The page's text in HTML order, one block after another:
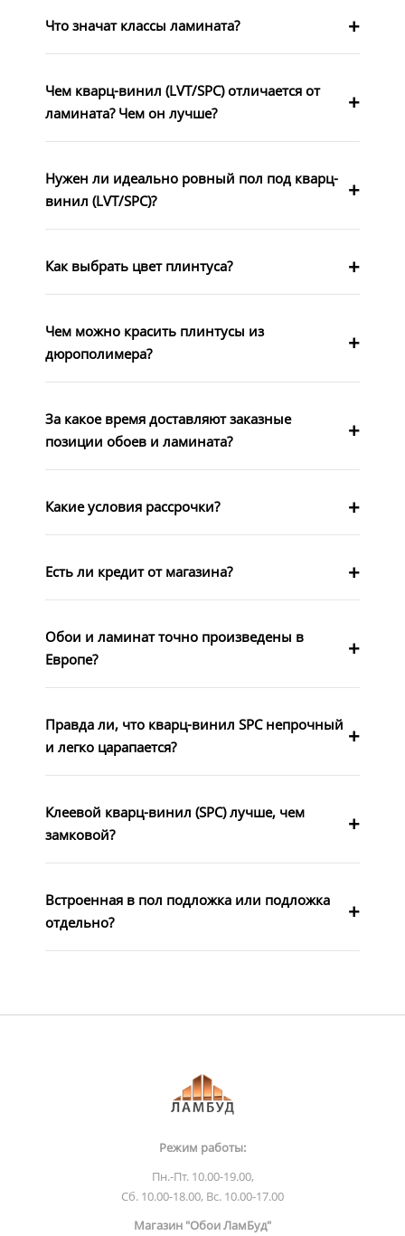
Что значат классы ламината?
Чем кварц-винил (LVT/SPC) отличается от
ламината? Чем он лучше?
Нужен ли идеально ровный пол под кварц-
винил (LVT/SPC)?
Как выбрать цвет плинтуса?
Чем можно красить плинтусы из
дюрополимера?
За какое время доставляют заказные
позиции обоев и ламината?
Какие условия рассрочки?
Есть ли кредит от магазина?
Обои и ламинат точно произведены в
Европе?
Правда ли, что кварц-винил SPC непрочный
и легко царапается?
Клеевой кварц-винил (SPC) лучше, чем
замковой?
Встроенная в пол подложка или подложка
отдельно?
Режим работы:
Пн.-Пт. 10.00-19.00,
Сб. 10.00-18.00, Вс. 10.00-17.00
Магазин "Обои ЛамБуд"